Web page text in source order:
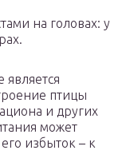
на головах: у
является
птицы
и других
может
избыток – к